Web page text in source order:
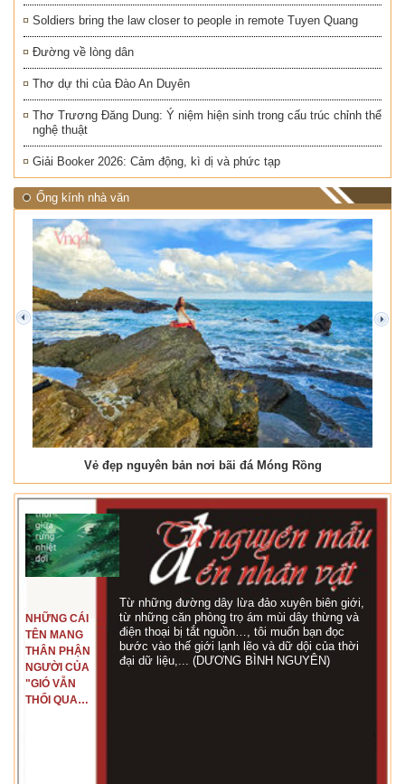
Soldiers bring the law closer to people in remote Tuyen Quang
Đường về lòng dân
Thơ dự thi của Đào An Duyên
Thơ Trương Đăng Dung: Ý niệm hiện sinh trong cấu trúc chỉnh thể
nghệ thuật
Giải Booker 2026: Cảm động, kì dị và phức tạp
Ống kính nhà văn
Vẻ đẹp nguyên bản nơi bãi đá Móng Rồng
prev next
NHỮNG CÁI
TÊN MANG
THÂN PHẬN
NGƯỜI CỦA
"GIÓ VẪN
THỔI QUA
Từ những đường dây lừa đảo xuyên biên giới,
từ những căn phòng trọ ám mùi dây thừng và
điện thoại bị tắt nguồn…, tôi muốn bạn đọc
bước vào thế giới lạnh lẽo và dữ dội của thời
đại dữ liệu,... (DƯƠNG BÌNH NGUYÊN)